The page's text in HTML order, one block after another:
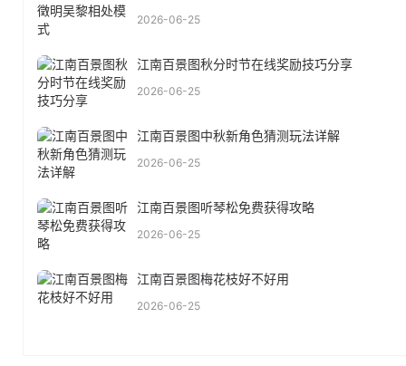
2026-06-25
江南百景图秋分时节在线奖励技巧分享
2026-06-25
江南百景图中秋新角色猜测玩法详解
2026-06-25
江南百景图听琴松免费获得攻略
2026-06-25
江南百景图梅花枝好不好用
2026-06-25